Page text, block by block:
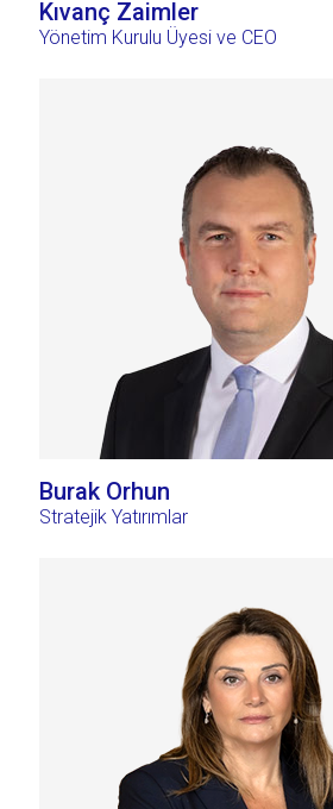
Kıvanç Zaimler
Yönetim Kurulu Üyesi ve CEO
Burak Orhun
Stratejik Yatırımlar